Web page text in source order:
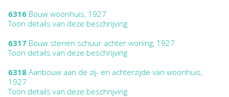
6316 Bouw woonhuis, 1927
Toon details van deze beschrijving
6317 Bouw stenen schuur achter woning, 1927
Toon details van deze beschrijving
6318 Aanbouw aan de zij- en achterzijde van woonhuis,
1927
Toon details van deze beschrijving